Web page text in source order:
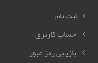
ثبت نام
حساب کاربری
بازیابی رمز عبور